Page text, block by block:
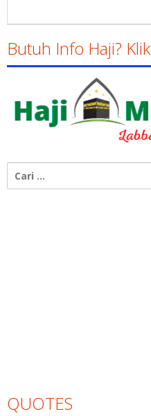
Butuh Info Haji?
untuk:
QUOTES